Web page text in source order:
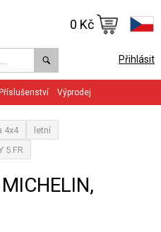
Přihlásit
0 Kč
Příslušenství Výprodej
4x4
letní
5 FR